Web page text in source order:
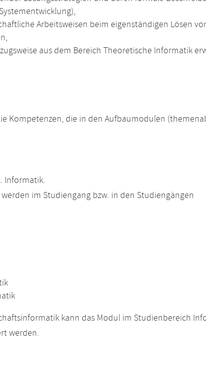
Arbeitsweisen beim eigenständigen Lösen
aus dem Bereich Theoretische Informatik
Kompetenzen, die in den Aufbaumodulen
Informatik.
im Studiengang bzw. in den Studiengängen
kann das Modul im Studienbereich
werden.